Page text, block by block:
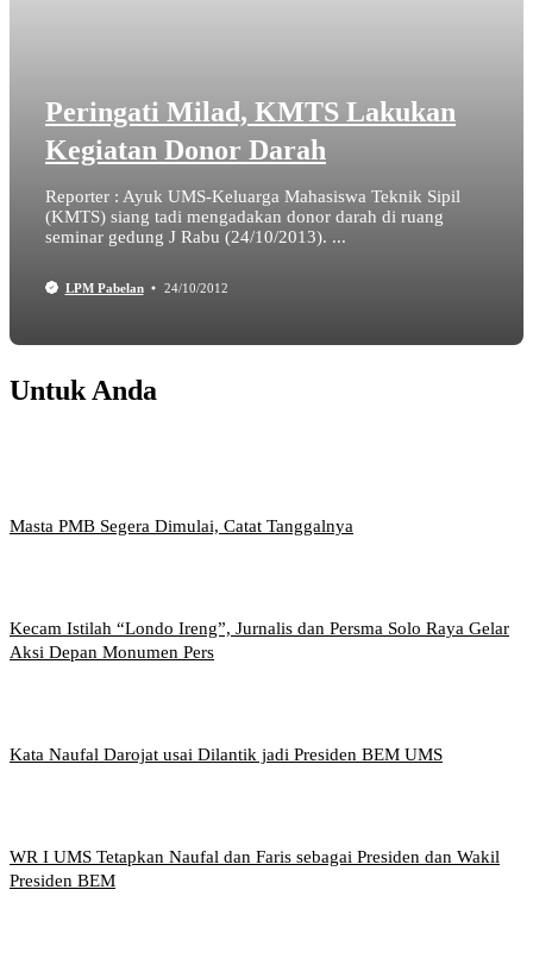
Peringati Milad, KMTS Lakukan
Kegiatan Donor Darah
Reporter : Ayuk UMS-Keluarga Mahasiswa Teknik Sipil
(KMTS) siang tadi mengadakan donor darah di ruang
seminar gedung J Rabu (24/10/2013). ...
LPM Pabelan 24/10/2012
Untuk Anda
Masta PMB Segera Dimulai, Catat Tanggalnya
Kecam Istilah “Londo Ireng”, Jurnalis dan Persma Solo Raya Gelar
Aksi Depan Monumen Pers
Kata Naufal Darojat usai Dilantik jadi Presiden BEM UMS
WR I UMS Tetapkan Naufal dan Faris sebagai Presiden dan Wakil
Presiden BEM